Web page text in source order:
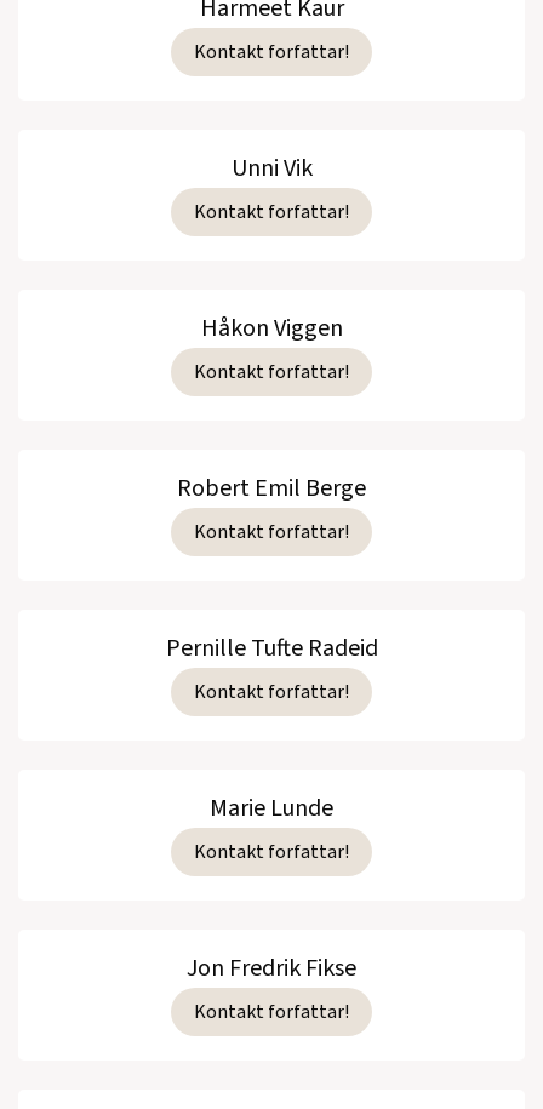
Harmeet Kaur
Kontakt forfattar!
Unni Vik
Kontakt forfattar!
Håkon Viggen
Kontakt forfattar!
Robert Emil Berge
Kontakt forfattar!
Pernille Tufte Radeid
Kontakt forfattar!
Marie Lunde
Kontakt forfattar!
Jon Fredrik Fikse
Kontakt forfattar!